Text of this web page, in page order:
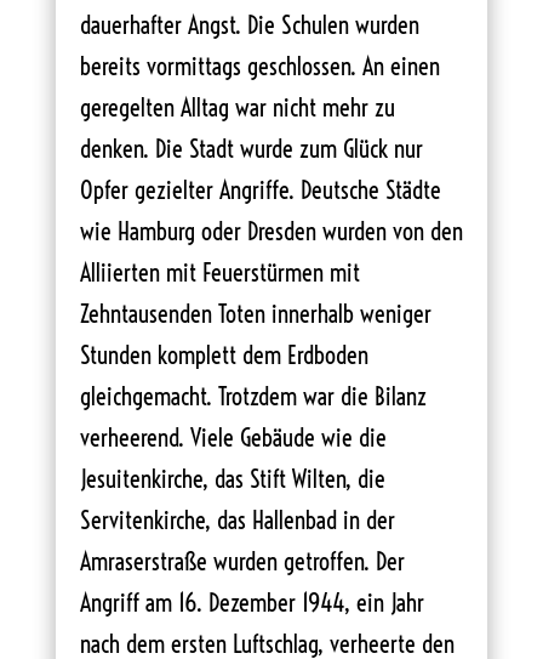
dauerhafter Angst. Die Schulen wurden
bereits vormittags geschlossen. An einen
geregelten Alltag war nicht mehr zu
denken. Die Stadt wurde zum Glück nur
Opfer gezielter Angriffe. Deutsche Städte
wie Hamburg oder Dresden wurden von den
Alliierten mit Feuerstürmen mit
Zehntausenden Toten innerhalb weniger
Stunden komplett dem Erdboden
gleichgemacht. Trotzdem war die Bilanz
verheerend. Viele Gebäude wie die
Jesuitenkirche, das Stift Wilten, die
Servitenkirche, das Hallenbad in der
Amraserstraße wurden getroffen. Der
Angriff am 16. Dezember 1944, ein Jahr
nach dem ersten Luftschlag, verheerte den